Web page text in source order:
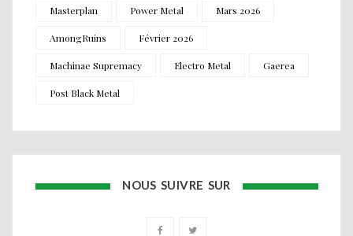
Masterplan Power Metal Mars 2026
AmongRuins Février 2026
Machinae Supremacy Electro Metal Gaerea
Post Black Metal
NOUS SUIVRE SUR